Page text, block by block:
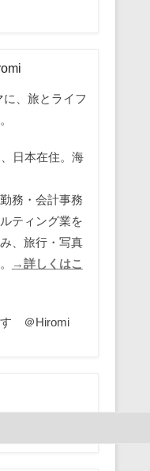
に、旅とライフ
日本在住。海
務・会計事務
ティング業を
、旅行・写真
→詳しくはこ
す ＠Hiromi